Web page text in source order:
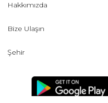
Hakkımızda
Bize Ulaşın
Şehir